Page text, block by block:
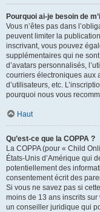
Pourquoi ai-je besoin de
Vous n’êtes pas dans
peuvent limiter la
inscrivant, vous pouvez
supplémentaires qui ne
d’avatars personnalisés,
courriers électroniques aux
d’utilisateurs, etc.
pourquoi nous vous
Haut
Qu’est-ce que la COPPA ?
La COPPA (pour « Child
États-Unis d’Amérique qui
potentiellement des
consentement écrit des
Si vous ne savez pas si
moins de 13 ans inscrits
un conseiller juridique qui